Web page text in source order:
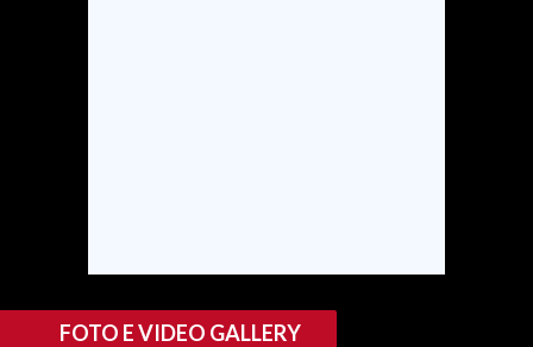
FOTO E VIDEO GALLERY